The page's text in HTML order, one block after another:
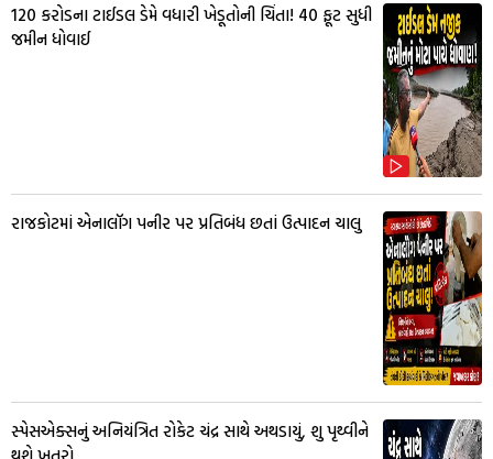
₹120 કરોડના ટાઈડલ ડેમે વધારી ખેડૂતોની ચિંતા! 40 ફૂટ સુધી
જમીન ધોવાઈ
રાજકોટમાં એનાલૉગ પનીર પર પ્રતિબંધ છતાં ઉત્પાદન ચાલુ
સ્પેસએક્સનું અનિયંત્રિત રોકેટ ચંદ્ર સાથે અથડાયું, શુ પૃથ્વીને